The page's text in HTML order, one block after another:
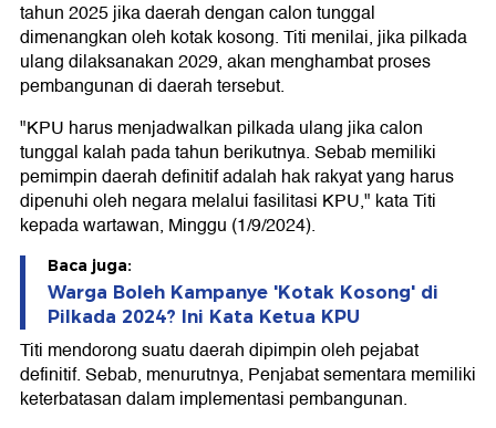
tahun 2025 jika daerah dengan calon tunggal
dimenangkan oleh kotak kosong. Titi menilai, jika pilkada
ulang dilaksanakan 2029, akan menghambat proses
pembangunan di daerah tersebut.
"KPU harus menjadwalkan pilkada ulang jika calon
tunggal kalah pada tahun berikutnya. Sebab memiliki
pemimpin daerah definitif adalah hak rakyat yang harus
dipenuhi oleh negara melalui fasilitasi KPU," kata Titi
kepada wartawan, Minggu (1/9/2024).
Baca juga:
Warga Boleh Kampanye 'Kotak Kosong' di
Pilkada 2024? Ini Kata Ketua KPU
Titi mendorong suatu daerah dipimpin oleh pejabat
definitif. Sebab, menurutnya, Penjabat sementara memiliki
keterbatasan dalam implementasi pembangunan.